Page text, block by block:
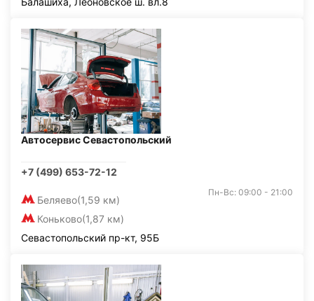
Автосервис Севастопольский
+7 (499) 653-72-12
Беляево(1,59 км)
Коньково(1,87 км)
Пн-Вс: 09:00 - 21:00
Севастопольский пр-кт, 95Б